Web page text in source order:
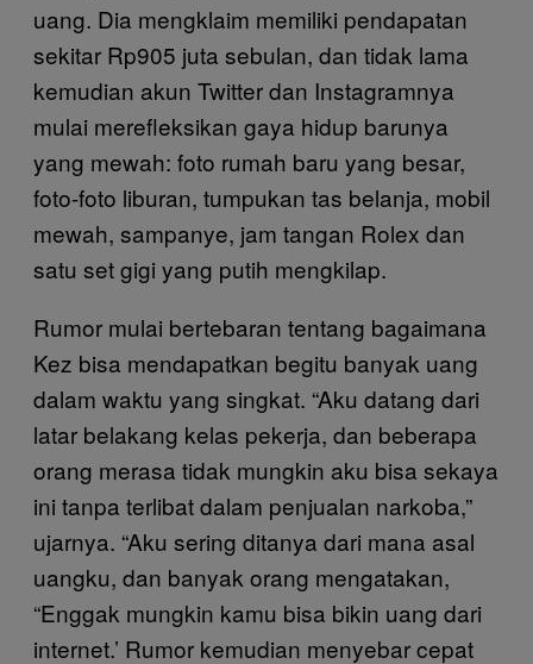
uang. Dia mengklaim memiliki pendapatan
sekitar Rp905 juta sebulan, dan tidak lama
kemudian akun Twitter dan Instagramnya
mulai merefleksikan gaya hidup barunya
yang mewah: foto rumah baru yang besar,
foto-foto liburan, tumpukan tas belanja, mobil
mewah, sampanye, jam tangan Rolex dan
satu set gigi yang putih mengkilap.
Rumor mulai bertebaran tentang bagaimana
Kez bisa mendapatkan begitu banyak uang
dalam waktu yang singkat. “Aku datang dari
latar belakang kelas pekerja, dan beberapa
orang merasa tidak mungkin aku bisa sekaya
ini tanpa terlibat dalam penjualan narkoba,”
ujarnya. “Aku sering ditanya dari mana asal
uangku, dan banyak orang mengatakan,
“Enggak mungkin kamu bisa bikin uang dari
internet.’ Rumor kemudian menyebar cepat